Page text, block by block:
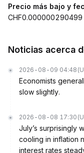
Precio más bajo y
Noticias acerca
2026-08-09 04:48
Economists
slow slightly.
2026-08-08 17:30
July’s surprisingly
cooling in inflation
interest rates